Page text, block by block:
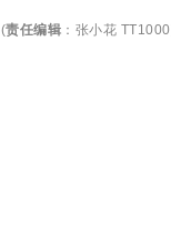
(责任编辑 ： 张小花 TT1000